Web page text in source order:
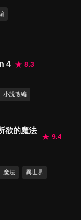
節
夠煩
4
8.3
小說改編
欲的魔法
9.4
魔法 異世界